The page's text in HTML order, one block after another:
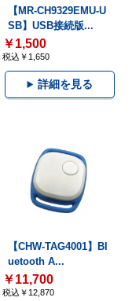
【MR-CH9329EMU-U
SB】USB接続版...
￥1,500
税込￥1,650
詳細を見る
【CHW-TAG4001】Bl
uetooth A...
￥11,700
税込￥12,870